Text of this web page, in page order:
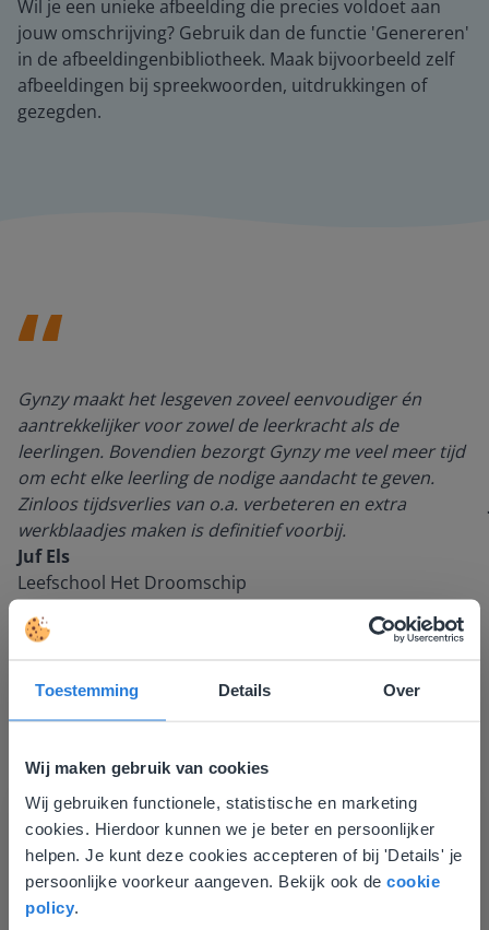
Toestemming Details Over
Wij maken gebruik van cookies
Wij gebruiken functionele, statistische en marketing
cookies. Hierdoor kunnen we je beter en persoonlijker
helpen. Je kunt deze cookies accepteren of bij 'Details' je
persoonlijke voorkeur aangeven. Bekijk ook de cookie
policy
Wil je een unieke afbeelding die precies voldoet aan
jouw omschrijving? Gebruik dan de functie 'Genereren'
in de afbeeldingenbibliotheek. Maak bijvoorbeeld zelf
afbeeldingen bij spreekwoorden, uitdrukkingen of
gezegden.
Gynzy maakt het lesgeven zoveel eenvoudiger én
aantrekkelijker voor zowel de leerkracht als de
leerlingen. Bovendien bezorgt Gynzy me veel meer tijd
om echt elke leerling de nodige aandacht te geven.
Zinloos tijdsverlies van o.a. verbeteren en extra
werkblaadjes maken is definitief voorbij.
Juf Els
Leefschool Het Droomschip
Ontdek meer!
Groep 8, Blok 9, Week 3, Les 11
Deze website komt niet
overeen met je locatie
Gezien je locatie, denken we dat je misschien
liever naar de website voor English gaat. Hier